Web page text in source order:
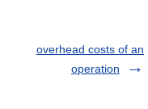
overhead costs of an
operation